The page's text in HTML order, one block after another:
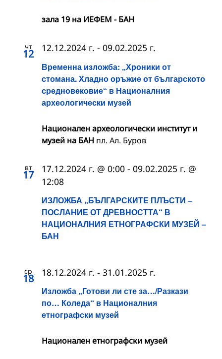
зала 19 на ИЕФЕМ - БАН
чт
12
Временна изложба: „Хроники от
стомана. Хладно оръжие от българското
средновековие“ в Националния
археологически музей
12.12.2024 г. - 09.02.2025 г.
Национален археологически институт и
музей на БАН пл. Ал. Буров
вт
17
ИЗЛОЖБА „БЪЛГАРСКИТЕ ПЛЪСТИ –
ПОСЛАНИЕ ОТ ДРЕВНОСТТА“ В
НАЦИОНАЛНИЯ ЕТНОГРАФСКИ МУЗЕЙ –
БАН
17.12.2024 г. @ 0:00 - 09.02.2025 г. @
12:08
ср
18
Изложба „Готови ли сте за…/Разкази
по… Коледа“ в Националния
етнографски музей
18.12.2024 г. - 31.01.2025 г.
Национален етнографски музей